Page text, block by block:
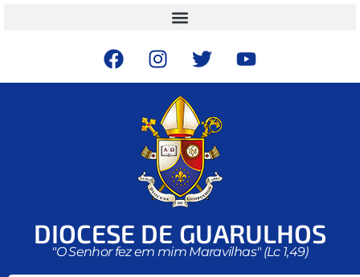
DIOCESE DE GUARULHOS
"O Senhor fez em mim Maravilhas" (Lc 1,49)